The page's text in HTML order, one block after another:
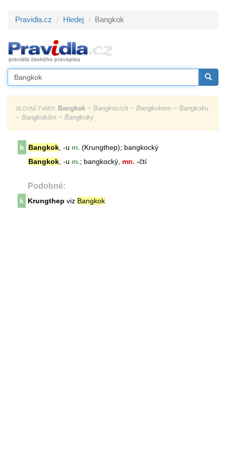
Pravidla.cz Hledej Bangkok
SLOVNÍ TVARY: Bangkok ~ Bangkocích ~ Bangkokem ~ Bangkoku
~ Bangkokům ~ Bangkoky
b Bangkok , -u m. (Krungthep); bangkocký
Bangkok , -u m.; bangkocký, mn. -čtí
Podobné:
k Krungthep viz Bangkok